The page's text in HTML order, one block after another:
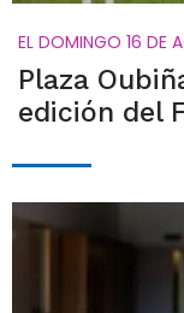
EL DOMINGO 16 DE
Plaza
edición del